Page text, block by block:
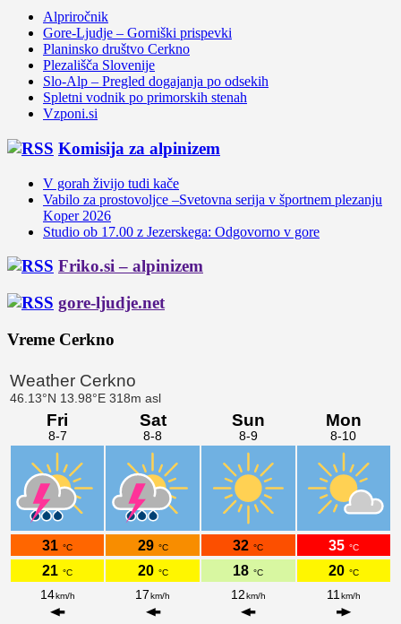
Alpriročnik
Gore-Ljudje – Gorniški prispevki
Planinsko društvo Cerkno
Plezališča Slovenije
Slo-Alp – Pregled dogajanja po odsekih
Spletni vodnik po primorskih stenah
Vzponi.si
Komisija za alpinizem
V gorah živijo tudi kače
Vabilo za prostovoljce –Svetovna serija v športnem plezanju
Koper 2026
Studio ob 17.00 z Jezerskega: Odgovorno v gore
Friko.si – alpinizem
gore-ljudje.net
Vreme Cerkno